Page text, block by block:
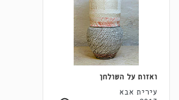
ואזות על השולחן
עירית אבא